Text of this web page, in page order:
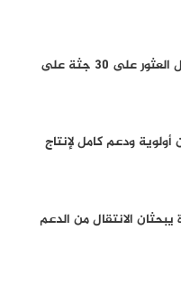
شهود يكشفون تفاصيل العثور على 30 جثة على
ودعم كامل لإنتاج
يبحثان الانتقال من الدعم